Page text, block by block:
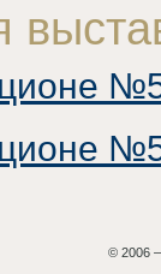
© 2006